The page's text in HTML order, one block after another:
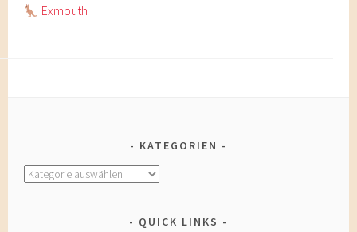
Exmouth
KATEGORIEN
Kategorien
QUICK LINKS